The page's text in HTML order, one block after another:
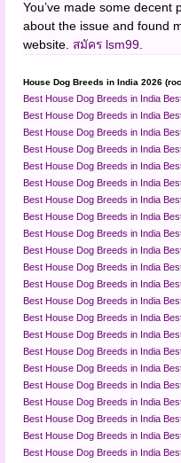
You’ve made some
about the issue and found
website. สมัคร lsm99.
House Dog Breeds in India 2026
Best House Dog Breeds in India
Best House Dog Breeds in India
Best House Dog Breeds in India
Best House Dog Breeds in India
Best House Dog Breeds in India
Best House Dog Breeds in India
Best House Dog Breeds in India
Best House Dog Breeds in India
Best House Dog Breeds in India
Best House Dog Breeds in India
Best House Dog Breeds in India
Best House Dog Breeds in India
Best House Dog Breeds in India
Best House Dog Breeds in India
Best House Dog Breeds in India
Best House Dog Breeds in India
Best House Dog Breeds in India
Best House Dog Breeds in India
Best House Dog Breeds in India
Best House Dog Breeds in India
Best House Dog Breeds in India
Best House Dog Breeds in India